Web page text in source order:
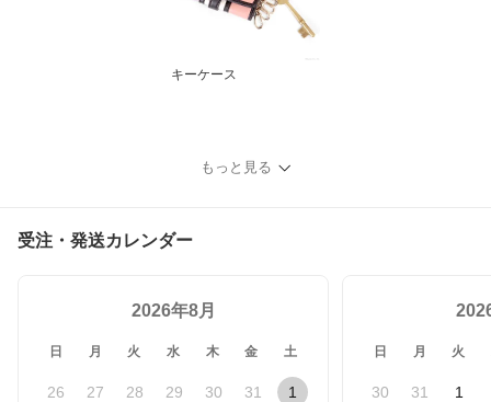
キーケース
もっと見る
受注・発送カレンダー
2026年8月
日 月 火 水 木 金 土
26 27 28 29 30 31 1
日 月 火
30 31 1